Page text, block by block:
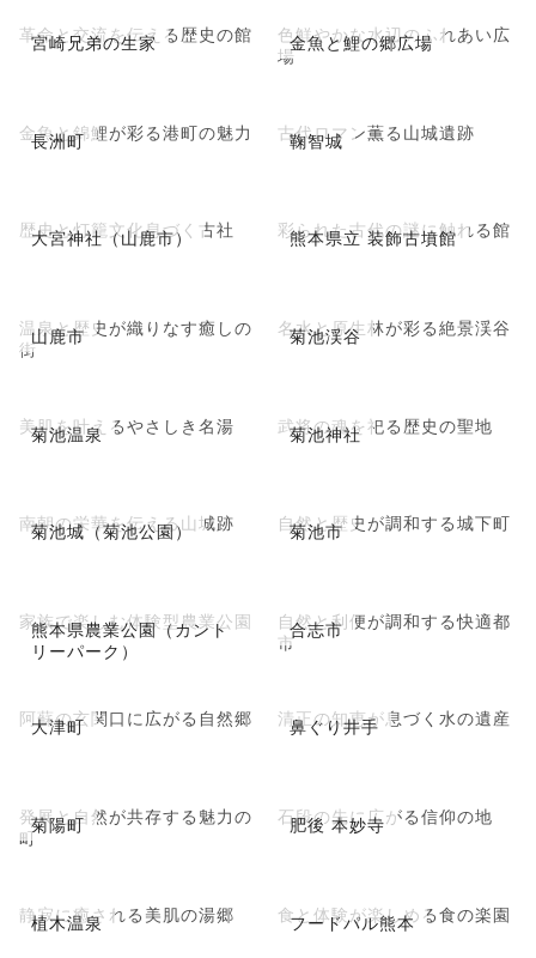
宮崎兄弟の生家
革命と交流を伝える歴史の館 金魚と鯉の郷広場
色鮮やかな水辺のふれあい広
場
長洲町
金魚と錦鯉が彩る港町の魅力 鞠智城
古代ロマン薫る山城遺跡
大宮神社（山鹿市）
歴史と灯籠文化息づく古社 熊本県立 装飾古墳館
彩られた古代の謎に触れる館
山鹿市
温泉と歴史が織りなす癒しの
街
菊池渓谷
名水と原生林が彩る絶景渓谷
菊池温泉
美肌を叶えるやさしき名湯 菊池神社
武将の魂を祀る歴史の聖地
菊池城（菊池公園）
南朝の栄華を伝える山城跡 菊池市
自然と歴史が調和する城下町
熊本県農業公園（カント
リーパーク）
家族で楽しむ体験型農業公園 合志市
自然と利便が調和する快適都
市
大津町
阿蘇の玄関口に広がる自然郷 鼻ぐり井手
清正の知恵が息づく水の遺産
菊陽町
発展と自然が共存する魅力の
町
肥後 本妙寺
石段の先に広がる信仰の地
植木温泉
静寂に癒される美肌の湯郷 フードパル熊本
食と体験が楽しめる食の楽園